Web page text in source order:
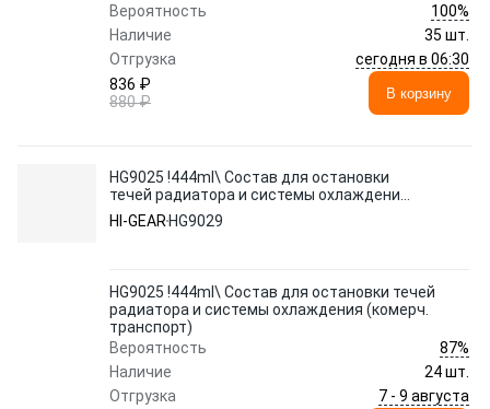
Вероятность
100%
Наличие
35 шт.
Отгрузка
сегодня в 06:30
836 ₽
880 ₽
В корзину
HG9025 !444ml\ Состав для остановки
течей радиатора и системы охлаждения
(комерч. транспорт)
HI-GEAR HG9029
HG9025 !444ml\ Состав для остановки течей
радиатора и системы охлаждения (комерч.
транспорт)
Вероятность
87%
Наличие
24 шт.
Отгрузка
7 - 9 августа